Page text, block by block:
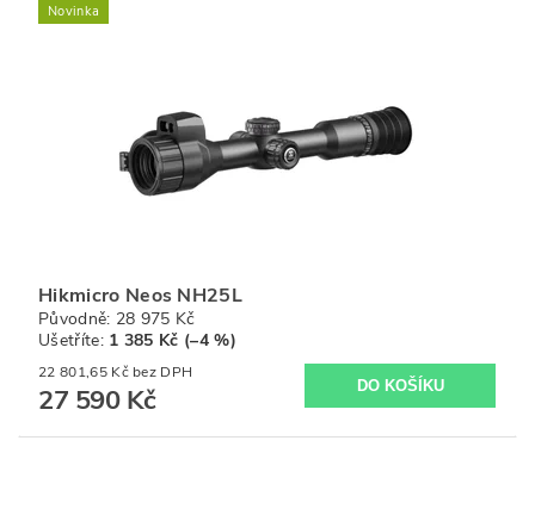
Novinka
Hikmicro Neos NH25L
Původně: 28 975 Kč
Ušetříte: 1 385 Kč (–4 %)
22 801,65 Kč bez DPH
27 590 Kč